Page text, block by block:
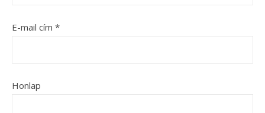
E-mail cím *
Honlap